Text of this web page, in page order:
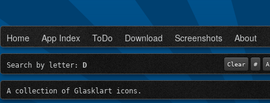
Home App Index ToDo Download Screenshots About
Search by letter: D Clear # A
A collection of Glasklart icons.